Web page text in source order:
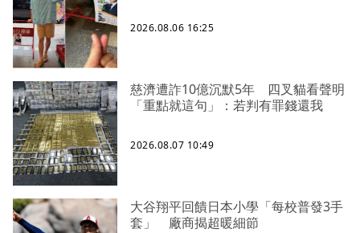
2026.08.06 16:25
慈濟遭詐10億沉默5年 四叉貓看聲明
「重點就這句」：若判有罪錢還我
2026.08.07 10:49
大谷翔平回饋日本小學「每校普發3手
套」 廠商揭超暖細節